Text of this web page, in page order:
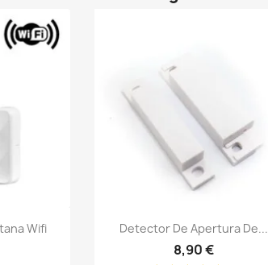
Wifi Vista rápida
Detector De Apertura De...
8,90 €